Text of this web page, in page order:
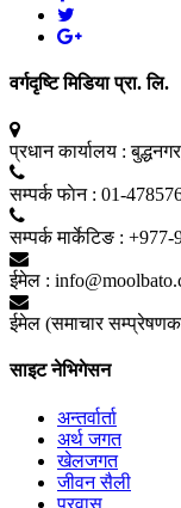
वर्गदृष्टि मिडिया प्रा. लि.
प्रधान कार्यालय :
सम्पर्क फाेन : 01-
सम्पर्क मार्केटिङ : +977-
ईमेल :
ईमेल (समाचार
साइट नेभिगेसन
अन्तर्वार्ता
अर्थ जगत
खेलजगत
जीवन सैली
प्रवास